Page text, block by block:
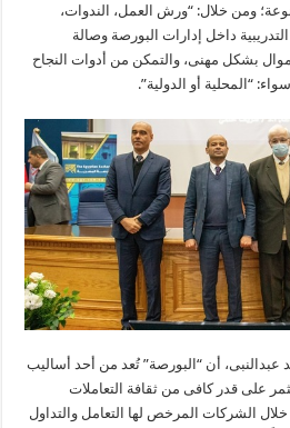
ومن خلال: “ورش العمل، الندوات،
داخل إدارات البورصة وصالة
بشكل مهنى، والتمكن من أدوات النجاح
“المحلية أو الدولية”.
أن “البورصة” تُعد من أحد أساليب
على قدر كافى من ثقافة التعاملات
الشركات المرخص لها التعامل والتداول